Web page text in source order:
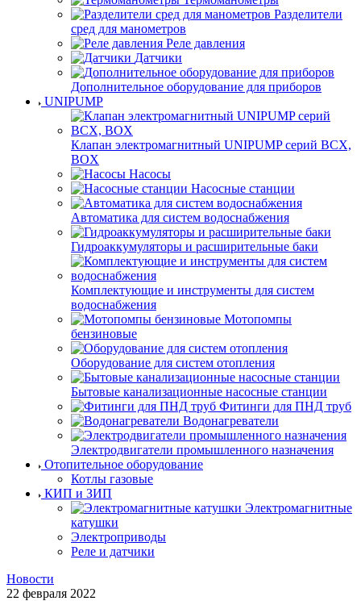
Разделители
сред для манометров
Реле давления
Датчики
Дополнительное оборудование для приборов
UNIPUMP
Клапан электромагнитный UNIPUMP серий BCX,
BOX
Насосы
Насосные станции
Автоматика для систем водоснабжения
Гидроаккумуляторы и расширительные баки
Комплектующие и инструменты для систем
водоснабжения
Мотопомпы
бензиновые
Оборудование для систем отопления
Бытовые канализационные насосные станции
Фитинги для ПНД труб
Водонагреватели
Электродвигатели промышленного назначения
Отопительное оборудование
Котлы газовые
КИП и ЗИП
Электромагнитные
катушки
Электроприводы
Реле и датчики
Новости
22 февраля 2022